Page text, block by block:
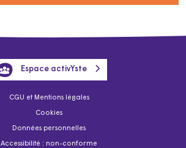
CGU et Mentions légales
Cookies
Données personnelles
Accessibilité : non-conforme
Espace activYste